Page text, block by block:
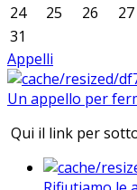
24
25 26 27
31
Appelli
Un appello per
Qui il link per